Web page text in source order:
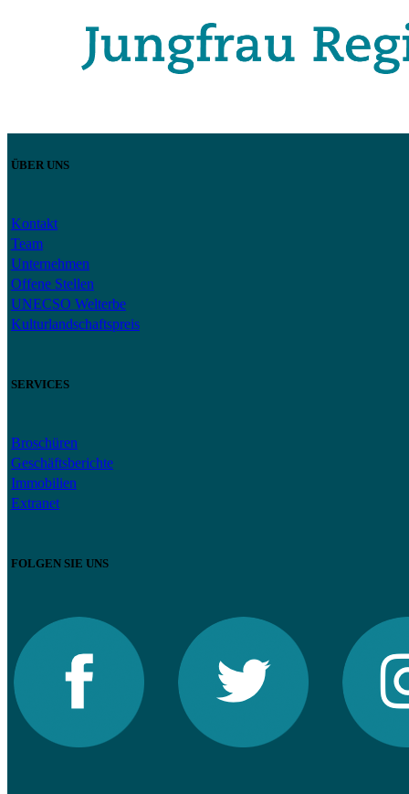
ÜBER UNS
Kontakt
Team
Unternehmen
Offene Stellen
UNECSO Welterbe
Kulturlandschaftspreis
SERVICES
Broschüren
Geschäftsberichte
Immobilien
Extranet
FOLGEN SIE UNS